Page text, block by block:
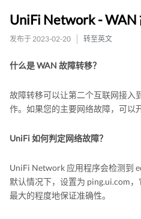
UniFi Network -
发布于 2023-02-20 转至英文
什么是 WAN 故障转移？
故障转移可以让第二个互联网接入
作。如果您的主要网络故障，可以
UniFi 如何判定网络故障？
UniFi Network 应用程序会检测到
默认情况下，设置为 ping.ui.com，
最大的程度地保证准确性。